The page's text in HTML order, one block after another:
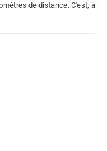
de distance. C'est, à